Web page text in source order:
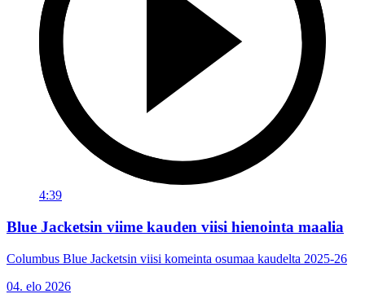
4:39
Blue Jacketsin viime kauden viisi hienointa maalia
Columbus Blue Jacketsin viisi komeinta osumaa kaudelta 2025-26
04. elo 2026